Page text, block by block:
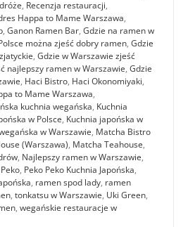
, Recenzja restauracji,
Happa to Mame Warszawa,
, Ganon Ramen Bar, Gdzie na ramen w
można zjeść dobry ramen, Gdzie
, Gdzie w Warszawie zjeść
najlepszy ramen w Warszawie, Gdzie
, Haci Bistro, Haci Okonomiyaki,
to Mame Warszawa,
kuchnia wegańska, Kuchnia
w Polsce, Kuchnia japońska w
w Warszawie, Matcha Bistro
(Warszawa), Matcha Teahouse,
, Najlepszy ramen w Warszawie,
, Peko Peko Kuchnia Japońska,
, ramen spod lady, ramen
, tonkatsu w Warszawie, Uki Green,
, wegańskie restauracje w